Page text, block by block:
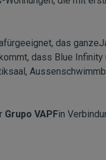
das
dass Blue Infinity
Grupo VAPFin